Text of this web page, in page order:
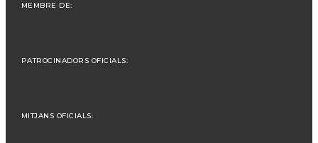
MEMBRE DE:
PATROCINADORS OFICIALS:
MITJANS OFICIALS: